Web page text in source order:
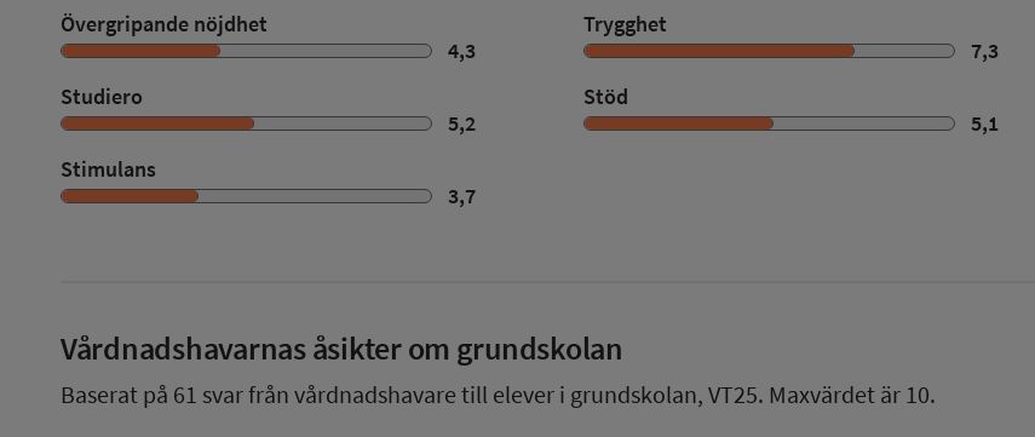
Övergripande nöjdhet
4,3
Trygghet
7,3
Studiero
5,2
Stöd
5,1
Stimulans
3,7
Vårdnadshavarnas åsikter om grundskolan
Baserat på 61 svar från vårdnadshavare till elever i grundskolan, VT25. Maxvärdet är 10.